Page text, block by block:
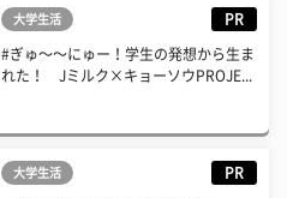
大学生活 PR
#ぎゅ〜〜にゅー！学生の発想から生ま
れた！ Jミルク×キョーソウPROJE...
大学生活 PR